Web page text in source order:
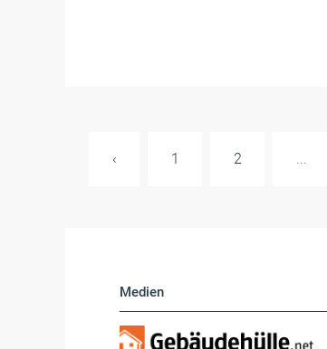
‹ 1 2 ...
Medien